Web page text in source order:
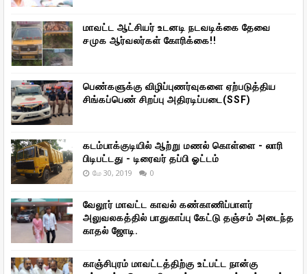
மாவட்ட ஆட்சியர் உடனடி நடவடிக்கை தேவை
சமுக ஆர்வலர்கள் கோரிக்கை!!
பெண்களுக்கு விழிப்புணர்வுகளை ஏற்படுத்திய
சிங்கப்பெண் சிறப்பு அதிரடிப்படை(SSF)
கடம்பாக்குடியில் ஆற்று மணல் கொள்ளை - லாரி
பிடிபட்டது - டிரைவர் தப்பி ஓட்டம்
மே 30, 2019 0
வேலூர் மாவட்ட காவல் கண்காணிப்பாளர்
அலுவலகத்தில் பாதுகாப்பு கேட்டு தஞ்சம் அடைந்த
காதல் ஜோடி.
காஞ்சிபுரம் மாவட்டத்திற்கு உட்பட்ட நான்கு